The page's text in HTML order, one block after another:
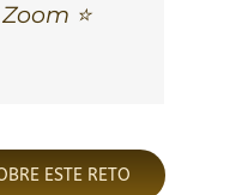
⭐
ESTE RETO